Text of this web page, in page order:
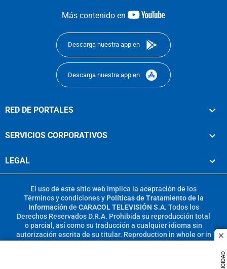
Más contenido en
youtube-
Descarga nuestra app en
Descarga nuestra app en
RED DE PORTALES
SERVICIOS CORPORATIVOS
LEGAL
El uso de este sitio web implica la aceptación de los
Términos y condicionesy Políticas de Tratamiento de la
Información de CARACOL TELEVISIÓN S.A. Todos los
Derechos Reservados D.R.A. Prohibida su reproducción total
o parcial, así como su traducción a cualquier idioma sin
autorización escrita de su titular. Reproduction in whole or in